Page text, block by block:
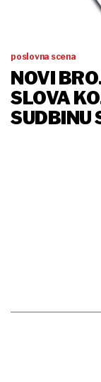
poslovna scena
NOVI
SLOVA
SUDBINU